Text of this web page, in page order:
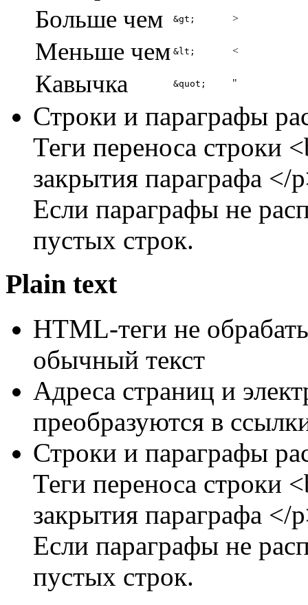
Больше чем
&gt; >
Меньше чем &lt; <
Кавычка &quot; "
Строки и параграфы
Теги переноса строки
закрытия параграфа </
Если параграфы не
пустых строк.
Plain text
HTML-теги не
обычный текст
Адреса страниц и
преобразуются в
Строки и параграфы
Теги переноса строки
закрытия параграфа </
Если параграфы не
пустых строк.